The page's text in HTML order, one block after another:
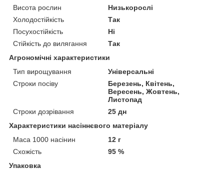
Висота рослин
Низькорослі
Холодостійкість
Так
Посухостійкість
Ні
Стійкість до вилягання
Так
Агрономічні характеристики
Тип вирощування
Універсальні
Строки посіву
Березень, Квітень,
Вересень, Жовтень,
Листопад
Строки дозрівання
25 дн
Характеристики насіннєвого матеріалу
Маса 1000 насінин
12 г
Схожість
95 %
Упаковка